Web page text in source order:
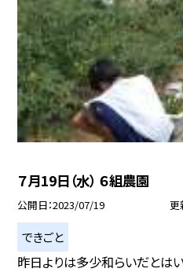
７月19日（水） ６組農園
公開日 2023/07/19 更
できごと
昨日よりは多少和らいだとは